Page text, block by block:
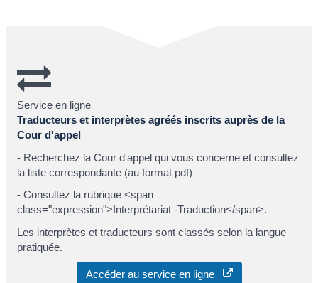
Service en ligne
Traducteurs et interprètes agréés inscrits auprès de la
Cour d'appel
- Recherchez la Cour d'appel qui vous concerne et consultez
la liste correspondante (au format pdf)
- Consultez la rubrique <span
class="expression">Interprétariat -Traduction</span>.
Les interprètes et traducteurs sont classés selon la langue
pratiquée.
Accéder au service en ligne